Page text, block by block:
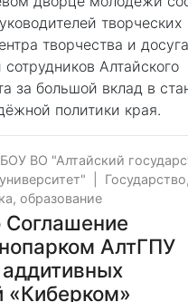
творческих
творчества и досуга
Алтайского
за большой вклад в
политики края.
ВО "Алтайский
образование
Соглашение
АлтГПУ
«Киберком»